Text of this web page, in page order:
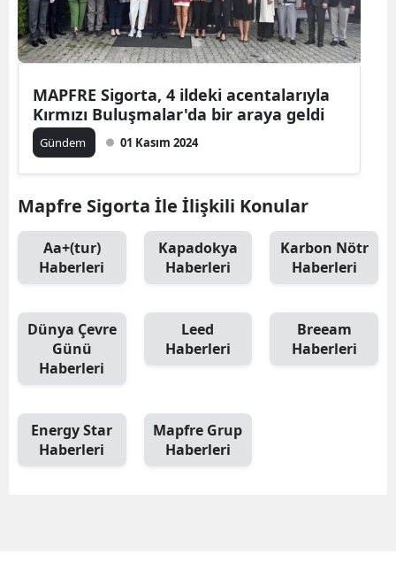
MAPFRE Sigorta, 4 ildeki acentalarıyla
Kırmızı Buluşmalar'da bir araya geldi
Gündem 01 Kasım 2024
Mapfre Sigorta İle İlişkili Konular
Aa+(tur)
Haberleri
Kapadokya
Haberleri
Karbon Nötr
Haberleri
Dünya Çevre
Günü
Haberleri
Leed
Haberleri
Breeam
Haberleri
Energy Star
Haberleri
Mapfre Grup
Haberleri